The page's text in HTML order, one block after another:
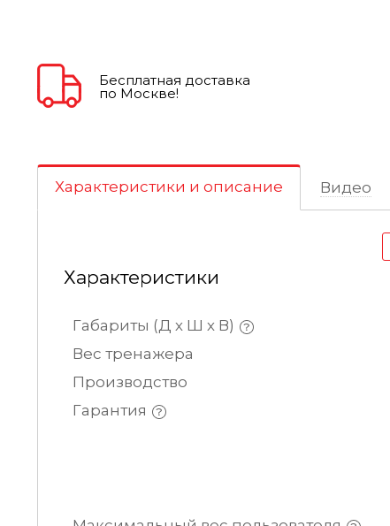
Бесплатная доставка
по Москве!
Характеристики и описание Видео
Характеристики
Габариты (Д х Ш х В)
Вес тренажера
Производство
Гарантия